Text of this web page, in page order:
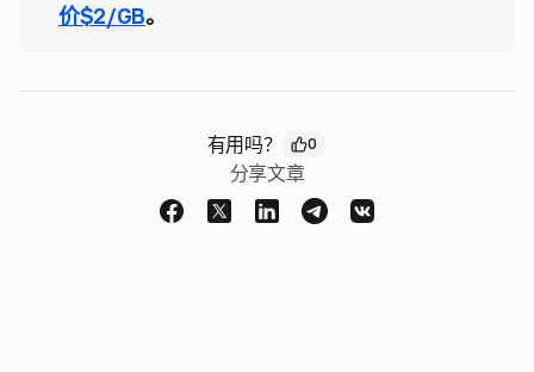
价$2/GB。
有用吗？ 0
分享文章